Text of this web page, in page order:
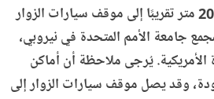
المتحدة وقُد مسافة 200 متر تقريبًا إلى موقف سيارات الزوار
جامعة الأمم المتحدة في نيروبي،
الأمريكية. يُرجى ملاحظة أن أماكن
وقد يصل موقف سيارات الزوار إلى